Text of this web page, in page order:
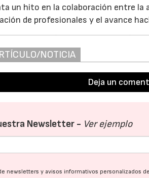
un hito en la colaboración entre
de profesionales y el avance
NOTICIA
Deja un
Newsletter - Ver ejemplo
newsletters y avisos informativos personalizados